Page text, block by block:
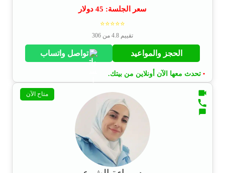
سعر الجلسة: 45 دولار
⭐⭐⭐⭐⭐
تقييم 4.8 من 306
الحجز والمواعيد تواصل واتساب
• تحدث معها الآن أونلاين من بيتك.
متاح الآن